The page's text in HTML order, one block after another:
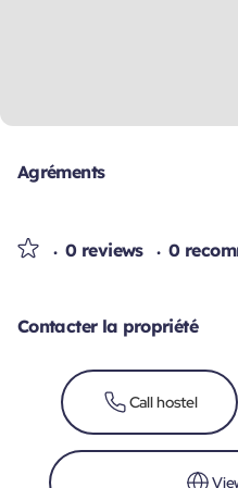
Agréments
0 reviews 0
Contacter la propriété
Call hostel